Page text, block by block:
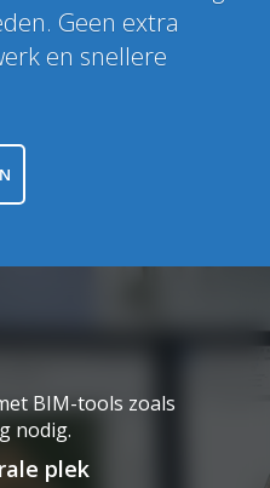
Geen extra
en snellere
BIM-tools zoals
nodig.
plek